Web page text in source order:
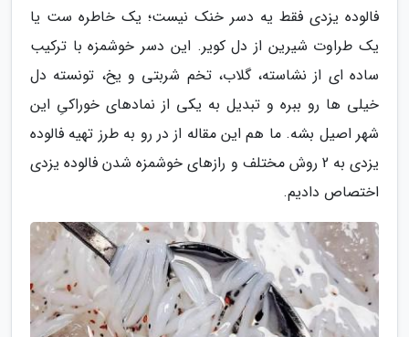
فالوده یزدی فقط یه دسر خنک نیست؛ یک خاطره ست یا
یک طراوت شیرین از دل کویر. این دسر خوشمزه با ترکیب
ساده ای از نشاسته، گلاب، تخم شربتی و یخ، تونسته دل
خیلی ها رو ببره و تبدیل به یکی از نمادهای خوراکیِ این
شهر اصیل بشه. ما هم این مقاله از در رو به طرز تهیه فالوده
یزدی به 2 روش مختلف و رازهای خوشمزه شدن فالوده یزدی
اختصاص دادیم.